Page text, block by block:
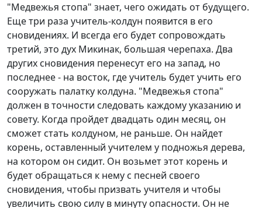
"Медвежья стопа" знает, чего ожидать от будущего.
Еще три раза учитель-колдун появится в его
сновидениях. И всегда его будет сопровождать
третий, это дух Микинак, большая черепаха. Два
других сновидения перенесут его на запад, но
последнее - на восток, где учитель будет учить его
сооружать палатку колдуна. "Медвежья стопа"
должен в точности следовать каждому указанию и
совету. Когда пройдет двадцать один месяц, он
сможет стать колдуном, не раньше. Он найдет
корень, оставленный учителем у подножья дерева,
на котором он сидит. Он возьмет этот корень и
будет обращаться к нему с песней своего
сновидения, чтобы призвать учителя и чтобы
увеличить свою силу в минуту опасности. Он не